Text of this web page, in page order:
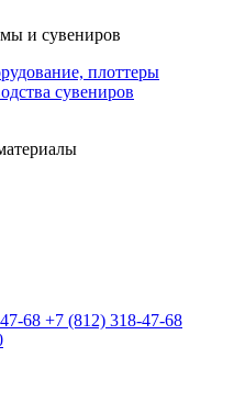
и сувениров
плоттеры
сувениров
68 +7 (812) 318-47-68